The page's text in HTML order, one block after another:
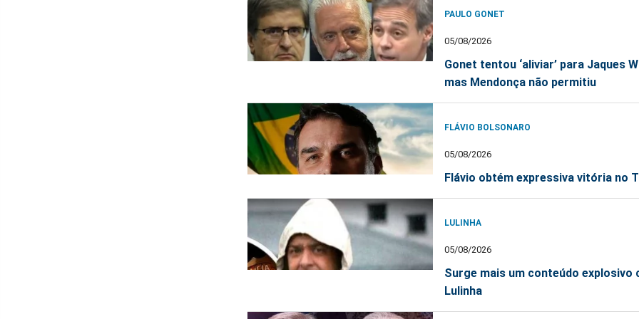
PAULO GONET
05/08/2026
Gonet tentou ‘aliviar’ para Jaques
mas Mendonça não permitiu
FLÁVIO BOLSONARO
05/08/2026
Flávio obtém expressiva vitória no
LULINHA
05/08/2026
Surge mais um conteúdo explosivo
Lulinha